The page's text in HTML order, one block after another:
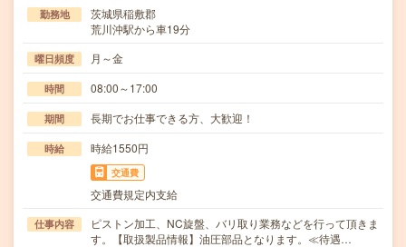
勤務地
茨城県稲敷郡
荒川沖駅から車19分
曜日頻度 月～金
時間 08:00～17:00
期間 長期でお仕事できる方、大歓迎！
時給 時給1550円
交通費
交通費規定内支給
仕事内容
ピストン加工、NC旋盤、バリ取り業務などを行って頂きま
す。【取扱製品情報】油圧部品となります。≪待遇…